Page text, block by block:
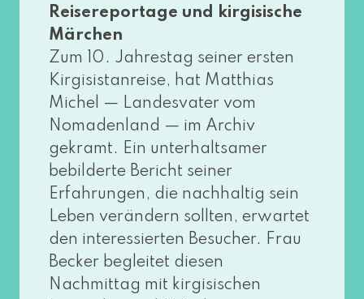
Reisereportage und kir­gi­si­sche
Märchen
Zum 10. Jahrestag sei­ner ers­ten
Kirgisistanreise, hat Matthias
Michel — Landesvater vom
Nomadenland — im Archiv
gekramt. Ein unter­halt­sa­mer
bebil­der­te Bericht sei­ner
Erfahrungen, die nach­hal­tig sein
Leben ver­än­dern soll­ten, erwar­tet
den inter­es­sier­ten Besucher. Frau
Becker beglei­tet die­sen
Nachmittag mit kir­gi­si­schen